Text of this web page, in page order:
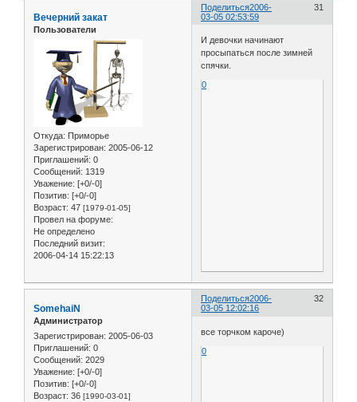
Поделиться 31
2006-
03-05 02:53:59
Вечерний закат
Пользователи
Откуда: Приморье
Зарегистрирован: 2005-06-12
Приглашений: 0
Сообщений: 1319
Уважение: [+0/-0]
Позитив: [+0/-0]
Возраст: 47 [1979-01-05]
Провел на форуме:
Не определено
Последний визит:
2006-04-14 15:22:13
И девочки начинают
просыпаться после зимней
спячки.
0
Поделиться 32
2006-
03-05 12:02:16
SomehaiN
Администратор
Зарегистрирован: 2005-06-03
Приглашений: 0
Сообщений: 2029
Уважение: [+0/-0]
Позитив: [+0/-0]
Возраст: 36 [1990-03-01]
все торчком кароче)
0